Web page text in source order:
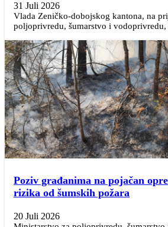
31 Juli 2026
Vlada Zeničko-dobojskog kantona, na
poljoprivredu, šumarstvo i
Poziv građanima na pojačan
rizika od šumskih požara
20 Juli 2026